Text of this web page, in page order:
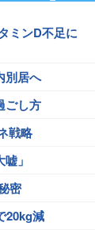
ミンD不足に
別居へ
ごし方
戦略
」
密
20kg減